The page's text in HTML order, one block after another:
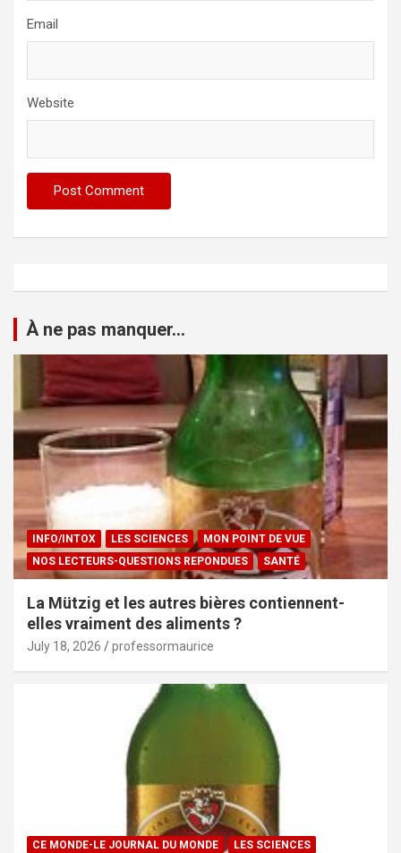
Email
Website
À ne pas manquer...
INFO/INTOX LES SCIENCES
MON POINT DE VUE
NOS LECTEURS-QUESTIONS REPONDUES
SANTÉ
La Mützig et les autres bières contiennent-
elles vraiment des aliments ?
July 18, 2026 professormaurice
CE MONDE-LE JOURNAL DU MONDE
LES SCIENCES